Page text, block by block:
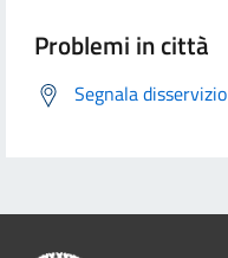
Problemi in città
Segnala disservizio